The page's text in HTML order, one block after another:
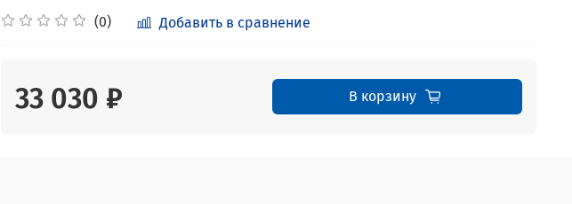
(0) Добавить в сравнение
33 030 ₽ В корзину